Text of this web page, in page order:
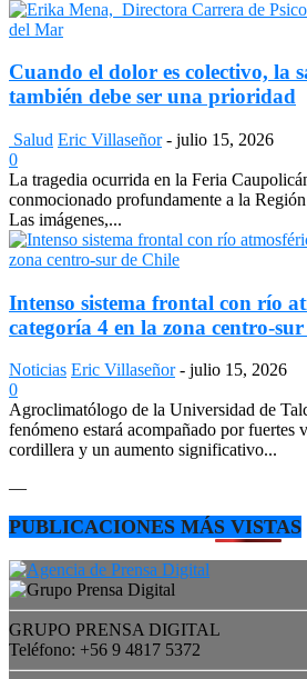
Cuando el dolor es colectivo, la
también debe ser una prioridad
Salud Eric Villaseñor - julio 15, 2026
0
La tragedia ocurrida en la Feria
conmocionado profundamente a la
Las imágenes,...
Intenso sistema frontal con río
categoría 4 en la zona centro-sur
Noticias Eric Villaseñor - julio 15, 2026
0
Agroclimatólogo de la Universidad de
fenómeno estará acompañado por fuertes
cordillera y un aumento significativo...
—
PUBLICACIONES MÁS VISTAS
GRUPO PRENSA DIGITAL
Teléfono: +56 9 4817 5372